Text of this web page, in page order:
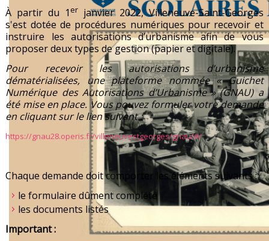
À partir du 1er janvier 2022, Villeneuve-Saint-Georges
s'est dotée de procédures numériques pour recevoir et
instruire les autorisations d’urbanisme afin de vous
proposer deux types de gestion (papier et digitale).
Pour recevoir les autorisations d’urbanisme
dématérialisées, une plateforme nommée « Guichet
Numérique des Autorisations d’Urbanisme » (GNAU) a
été mise en place. Vous pouvez formuler votre demande
en cliquant sur le lien suivant :
https://gnau28.operis.fr/villeneuvestgeorges/gnau/#/
Chaque demande doit comporter les éléments suivants :
le formulaire dûment complété
les documents listés
Important :